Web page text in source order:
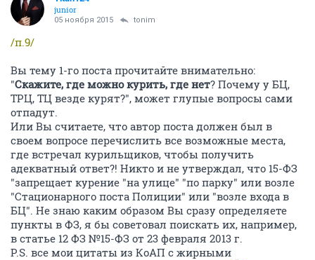
junior
05 ноября 2015 tonim
/п.9/
Вы тему 1-го поста прочитайте внимательно:
"Скажите, где можно курить, где нет? Почему у БЦ,
ТРЦ, ТЦ везде курят?", может глупые вопросы сами
отпадут.
Или Вы считаете, что автор поста должен был в
своем вопросе перечислить все возможные места,
где встречал курильщиков, чтобы получить
адекватный ответ?! Никто и не утверждал, что 15-ФЗ
"запрещает курение "на улице" "по парку" или возле
"Стационарного поста Полиции" или "возле входа в
БЦ". Не знаю каким образом Вы сразу определяете
пункты в ФЗ, я бы советовал поискать их, например,
в статье 12 ФЗ №15-ФЗ от 23 февраля 2013 г.
P.S. все мои цитаты из КоАП с жирными